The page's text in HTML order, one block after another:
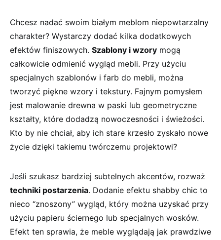
Chcesz nadać swoim białym⁣ meblom niepowtarzalny
charakter? ​Wystarczy dodać kilka dodatkowych
efektów finiszowych. Szablony i wzory mogą
całkowicie odmienić wygląd mebli. Przy użyciu
specjalnych szablonów i farb do mebli, można
tworzyć piękne wzory i tekstury. ⁢Fajnym ‍pomysłem
jest malowanie drewna w paski lub geometryczne
kształty, które dodadzą nowoczesności i ⁢świeżości.
Kto by nie chciał, aby ich stare krzesło ‍zyskało nowe
życie dzięki takiemu twórczemu projektowi?
Jeśli ‍szukasz bardziej subtelnych akcentów, rozważ
techniki postarzenia. Dodanie efektu shabby chic to
nieco “znoszony” wygląd, który można uzyskać przy
użyciu papieru ściernego lub specjalnych wosków.
Efekt ten sprawia, że meble wyglądają jak prawdziwe